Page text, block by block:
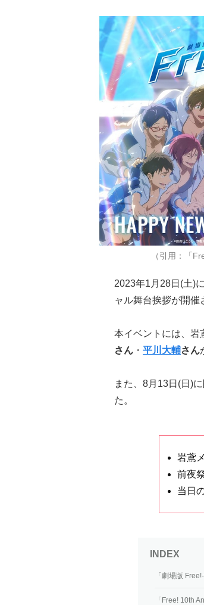
（引用：「
2023年1月28日(土)
ャル舞台挨拶が開催
本イベントには、岩
さん ・ 平川大輔さん
また、8月13日(日)
た。
岩鳶
前夜
当日
「劇場版
「Free! 10th